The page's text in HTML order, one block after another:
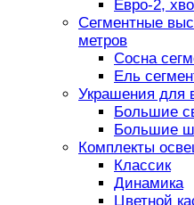
Евро-2,
Сегментные
метров
Сосна
Ель
Украшения для
Большие
Большие
Комплекты
Классик
Динамика
Цветной